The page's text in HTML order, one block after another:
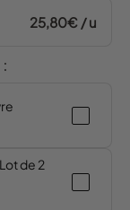
25,80€ / u
de 2